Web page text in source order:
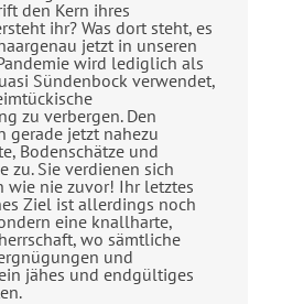
den Kern ihres
ihr? Was dort steht, es
jetzt in unseren
wird lediglich als
Sündenbock verwendet,
zu verbergen. Den
gerade jetzt nahezu
Bodenschätze und
zu. Sie verdienen sich
wie nie zuvor! Ihr letztes
Ziel ist allerdings noch
eine knallharte,
wo sämtliche
und
jähes und endgültiges